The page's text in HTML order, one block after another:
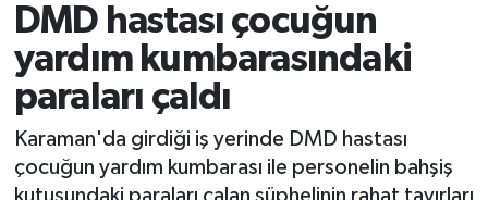
DMD hastası çocuğun
yardım kumbarasındaki
paraları çaldı
Karaman'da girdiği iş yerinde DMD hastası
çocuğun yardım kumbarası ile personelin bahşiş
kutusundaki paraları çalan şüphelinin rahat tavırları
Spor
Siyaset
Eğitim
Haber Arşivi